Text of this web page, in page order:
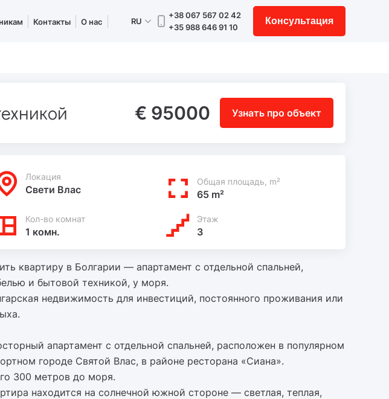
Контакты О нас RU
+38 067 567 02 42
+35 988 646 91 10
Консультация
€ 95000 Узнать про объект
Локация
Свети Влас
Общая площадь, m²
65 m²
Кол-во комнат
1 комн.
Этаж
3
квартиру в Болгарии — апартамент с отдельной спальней,
и бытовой техникой, у моря.
недвижимость для инвестиций, постоянного проживания или
апартамент с отдельной спальней, расположен в популярном
городе Святой Влас, в районе ресторана «Сиана».
300 метров до моря.
находится на солнечной южной стороне — светлая, теплая,